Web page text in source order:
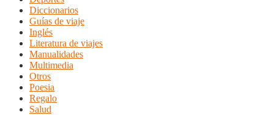
Diccionarios
Guías de viaje
Inglés
Literatura de viajes
Manualidades
Multimedia
Otros
Poesia
Regalo
Salud